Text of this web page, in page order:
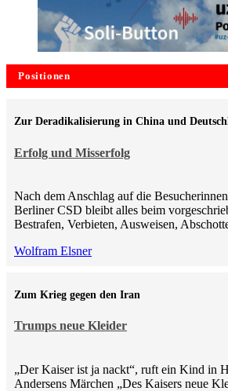
Positionen
Erfolg und Misserfolg
Zur Deradikalisierung in China und
Nach dem Anschlag auf die
Berliner CSD bleibt alles beim
Bestrafen, Verbieten, Ausweisen,
Wolfram Elsner
Trumps neue Kleider
Zum Krieg gegen den Iran
„Der Kaiser ist ja nackt“, ruft ein Kind in
Andersens Märchen „Des Kaisers neue